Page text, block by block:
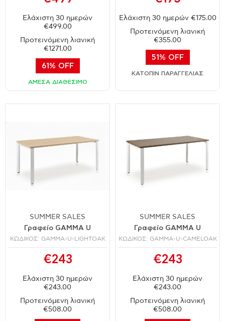
Ελάχιστη 30 ημερών
€499.00
Προτεινόμενη λιανική
€1271.00
61% OFF
ΑΜΕΣΑ ΔΙΑΘΕΣΙΜΟ
Ελάχιστη 30 ημερών €175.00
Προτεινόμενη λιανική
€355.00
51% OFF
ΚΑΤΟΠΙΝ ΠΑΡΑΓΓΕΛΙΑΣ
SUMMER SALES
Γραφείο GAMMA U
ΚΩΔΙΚΟΣ: GAMMA-U-LIGHTOAK
€243
Ελάχιστη 30 ημερών
€243.00
Προτεινόμενη λιανική
€508.00
SUMMER SALES
Γραφείο GAMMA U
ΚΩΔΙΚΟΣ: GAMMA-U-CAMELOAK
€243
Ελάχιστη 30 ημερών
€243.00
Προτεινόμενη λιανική
€508.00